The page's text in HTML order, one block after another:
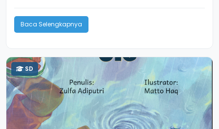
Baca Selengkapnya
SD